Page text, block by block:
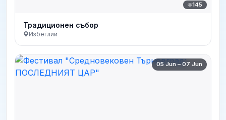
145
Традиционен събор
Избеглии
05 Jun – 07 Jun